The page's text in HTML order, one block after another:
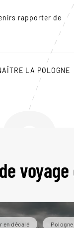
rapporter de
LA POLOGNE
en décalé Pologne